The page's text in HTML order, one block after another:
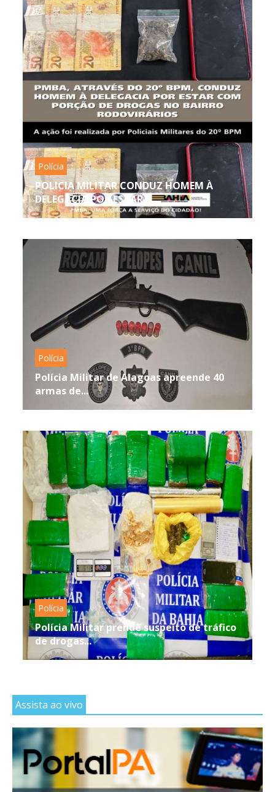
Polícia
POLICIA MILITAR CONDUZ HOMEM À
DELEGACIA POR ESTAR...
Polícia
Polícia Militar de Alagoas apreende 40
armas de...
Polícia
Polícia Militar prende suspeito de tráfico
de drogas...
Assista ao vivo